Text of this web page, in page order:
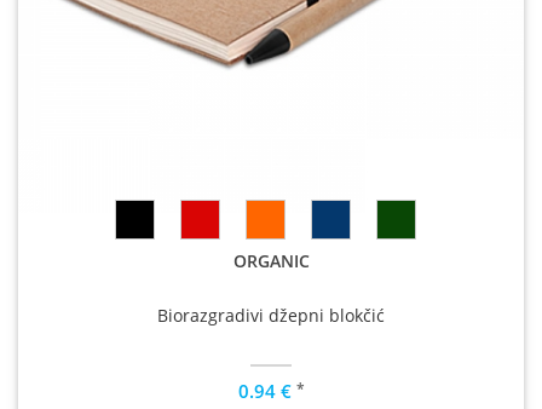
ORGANIC
Biorazgradivi džepni blokčić
0.94 € *